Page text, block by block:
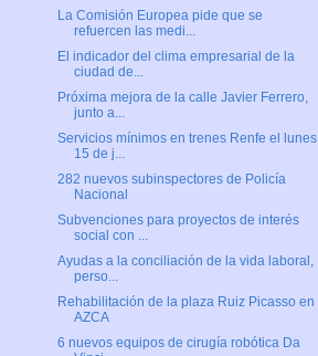
La Comisión Europea pide que se
refuercen las medi...
El indicador del clima empresarial de la
ciudad de...
Próxima mejora de la calle Javier Ferrero,
junto a...
Servicios mínimos en trenes Renfe el lunes
15 de j...
282 nuevos subinspectores de Policía
Nacional
Subvenciones para proyectos de interés
social con ...
Ayudas a la conciliación de la vida laboral,
perso...
Rehabilitación de la plaza Ruiz Picasso en
AZCA
6 nuevos equipos de cirugía robótica Da